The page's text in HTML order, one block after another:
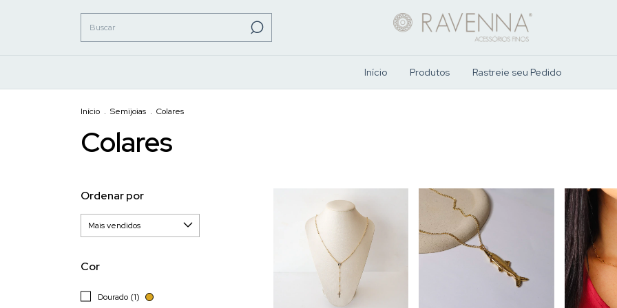
Início Produtos Rastreie seu Pedido
Início . Semijoias . Colares
Colares
Ordenar por
Cor
Dourado (1)